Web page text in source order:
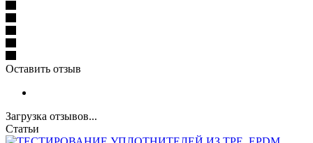
Оставить отзыв
Загрузка отзывов...
Статьи